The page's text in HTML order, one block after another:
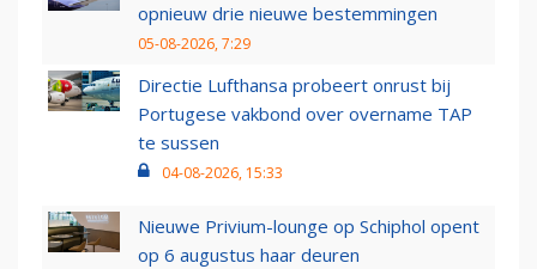
opnieuw drie nieuwe bestemmingen
05-08-2026, 7:29
Directie Lufthansa probeert onrust bij
Portugese vakbond over overname TAP
te sussen
04-08-2026, 15:33
Nieuwe Privium-lounge op Schiphol opent
op 6 augustus haar deuren